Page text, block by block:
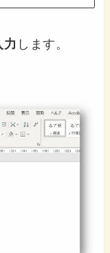
力 します。